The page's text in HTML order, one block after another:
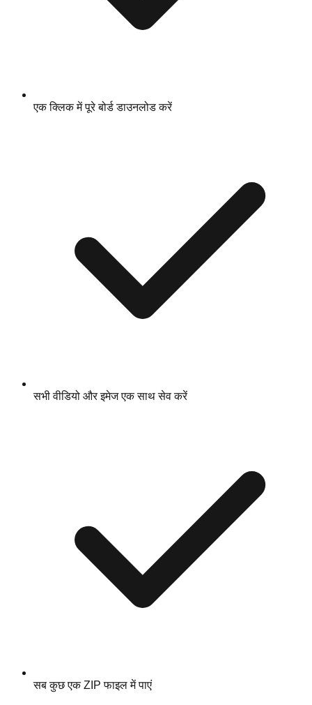
एक क्लिक में पूरे बोर्ड डाउनलोड करें
सभी वीडियो और इमेज एक साथ सेव करें
सब कुछ एक ZIP फाइल में पाएं